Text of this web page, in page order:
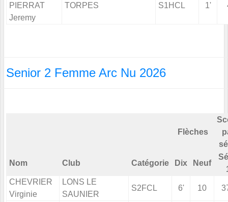
PIERRAT
Jeremy
TORPES S1HCL 1'
Senior 2 Femme Arc Nu 2026
Flèches
Nom Club Catégorie Dix Neuf
CHEVRIER
Virginie
LONS LE
SAUNIER
S2FCL 6' 10